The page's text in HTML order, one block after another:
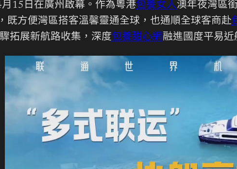
15日在廣州啟幕。作為粵港包養女人澳年夜灣區
既方便灣區搭客溫馨靈通全球，也通順全球客商赴
拓展新航路收集，深度包養甜心網融進國度平易近